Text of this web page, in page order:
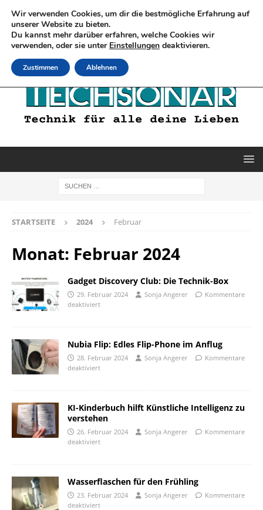
STARTSEITE 2024 Februar
Monat: Februar 2024
Gadget Discovery Club: Die Technik-Box
29. Februar 2024 Sonja Angerer
Kommentare
deaktiviert
Nubia Flip: Edles Flip-Phone im Anflug
28. Februar 2024 Sonja Angerer
Kommentare
deaktiviert
KI-Kinderbuch hilft Künstliche Intelligenz zu
verstehen
26. Februar 2024 Sonja Angerer
Kommentare
deaktiviert
Wasserflaschen für den Frühling
23. Februar 2024 Sonja Angerer
Kommentare
deaktiviert
Wir verwenden Cookies, um dir die bestmögliche Erfahrung auf
unserer Website zu bieten.
Du kannst mehr darüber erfahren, welche Cookies wir
verwenden, oder sie unter Einstellungen deaktivieren.
Zustimmen Ablehnen